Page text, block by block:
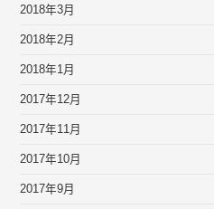
2018年3月
2018年2月
2018年1月
2017年12月
2017年11月
2017年10月
2017年9月